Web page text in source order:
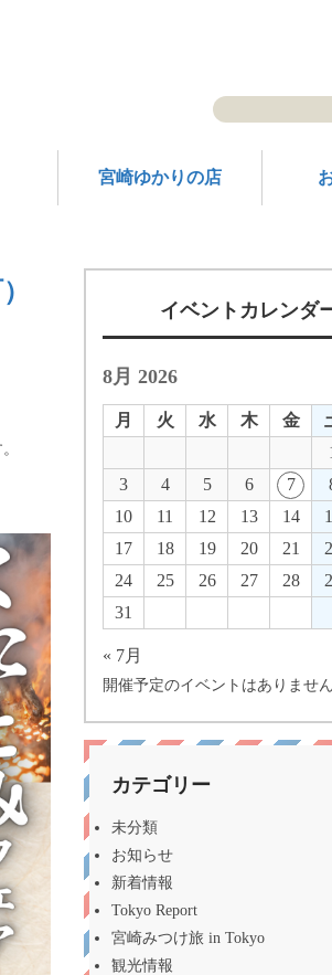
宮崎ゆかりの店
イベントカレンダ
8月 2026
月 火 水 木 金
3
4 5 6 7
10
11 12 13 14
17
18 19 20 21
24
25 26 27 28
31
« 7月
開催予定のイベントはありません
カテゴリー
未分類
お知らせ
新着情報
Tokyo Report
宮崎みつけ旅 in Tokyo
観光情報